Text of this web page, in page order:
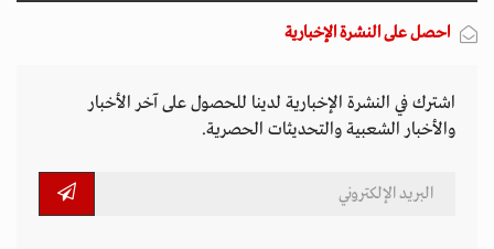
احصل على النشرة الإخبارية
اشترك في النشرة الإخبارية لدينا للحصول على آخر الأخبار
والأخبار الشعبية والتحديثات الحصرية.